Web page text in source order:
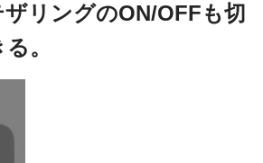
ザリングのON/OFFも切
。